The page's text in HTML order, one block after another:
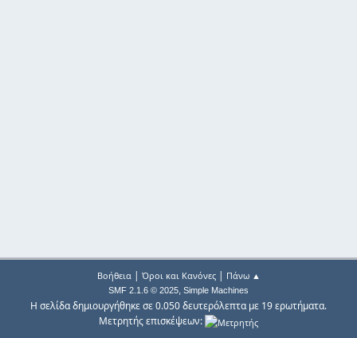
Βοήθεια| Όροι και Κανόνες| Πάνω ▲
SMF 2.1.6 © 2025, Simple Machines
Η σελίδα δημιουργήθηκε σε 0.050 δευτερόλεπτα με 19 ερωτήματα.
Μετρητής επισκέψεων: